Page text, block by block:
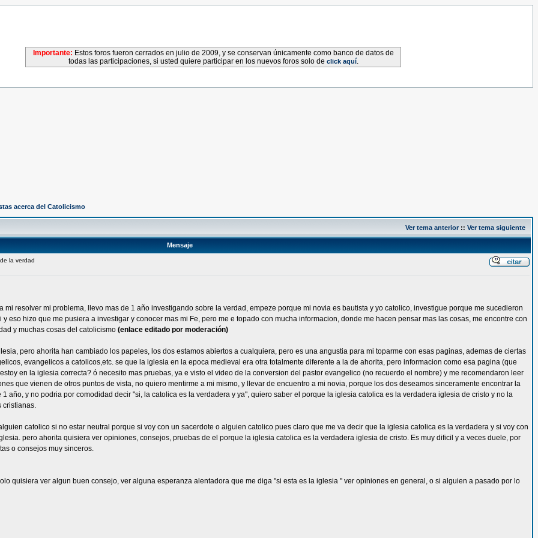
Importante: Estos foros fueron cerrados en julio de 2009, y se conservan únicamente como banco de datos de
todas las participaciones, si usted quiere participar en los nuevos foros solo de click aquí.
acerca del Catolicismo
Ver tema anterior:: Ver tema siguiente
Mensaje
la verdad
mi resolver mi problema, llevo mas de 1 año investigando sobre la verdad, empeze porque mi novia es bautista y yo catolico, investigue porque me sucedieron
eso hizo que me pusiera a investigar y conocer mas mi Fe, pero me e topado con mucha informacion, donde me hacen pensar mas las cosas, me encontre con
y muchas cosas del catolicismo (enlace editado por moderación)
pero ahorita han cambiado los papeles, los dos estamos abiertos a cualquiera, pero es una angustia para mi toparme con esas paginas, ademas de ciertas
evangelicos a catolicos,etc. se que la iglesia en la epoca medieval era otra totalmente diferente a la de ahorita, pero informacion como esa pagina (que
en la iglesia correcta? ó necesito mas pruebas, ya e visto el video de la conversion del pastor evangelico (no recuerdo el nombre) y me recomendaron leer
que vienen de otros puntos de vista, no quiero mentirme a mi mismo, y llevar de encuentro a mi novia, porque los dos deseamos sinceramente encontrar la
año, y no podria por comodidad decir "si, la catolica es la verdadera y ya", quiero saber el porque la iglesia catolica es la verdadera iglesia de cristo y no la
cristianas.
catolico si no estar neutral porque si voy con un sacerdote o alguien catolico pues claro que me va decir que la iglesia catolica es la verdadera y si voy con
pero ahorita quisiera ver opiniones, consejos, pruebas de el porque la iglesia catolica es la verdadera iglesia de cristo. Es muy dificil y a veces duele, por
o consejos muy sinceros.
quisiera ver algun buen consejo, ver alguna esperanza alentadora que me diga "si esta es la iglesia " ver opiniones en general, o si alguien a pasado por lo